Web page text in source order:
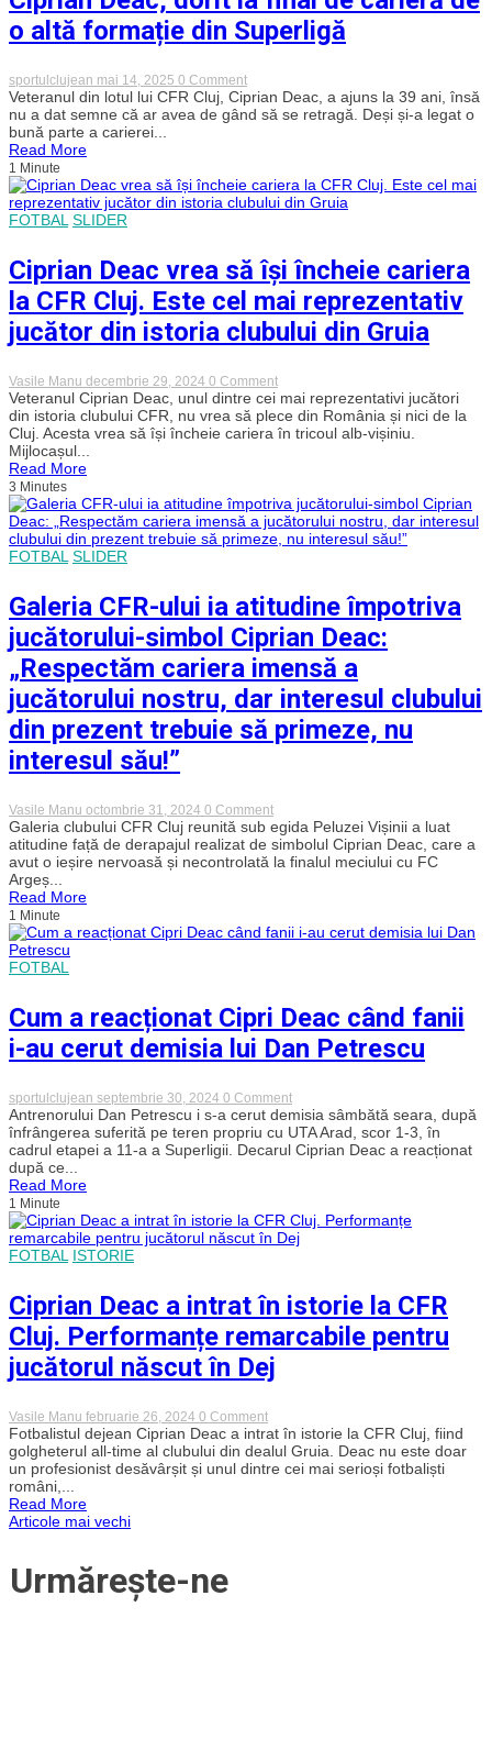
în
doilea
2-
2
o altă formație din Superligă
sportulclujean mai 14, 2025 0 Commenton
Ciprian
Deac,
dorit
carieră
de
din
Superligă
Veteranul din lotul lui CFR Cluj, Ciprian Deac, a ajuns la 39 ani, însă
nu a dat semne că ar avea de gând să se retragă. Deși și-a legat o
bună parte a carierei...
Read More
1 Minute
FOTBAL SLIDER
Ciprian Deac vrea să își încheie cariera
la CFR Cluj. Este cel mai reprezentativ
jucător din istoria clubului din Gruia
Vasile Manu decembrie 29, 2024 0 Commenton
Ciprian
Deac
vrea
să
la
CFR
Cluj.
Este
reprezentativ
jucător
din
istoria
din
Gruia
Veteranul Ciprian Deac, unul dintre cei mai reprezentativi jucători
din istoria clubului CFR, nu vrea să plece din România și nici de la
Cluj. Acesta vrea să își încheie cariera în tricoul alb-vișiniu.
Mijlocașul...
Read More
3 Minutes
FOTBAL SLIDER
Galeria CFR-ului ia atitudine împotriva
jucătorului-simbol Ciprian Deac:
„Respectăm cariera imensă a
jucătorului nostru, dar interesul clubului
din prezent trebuie să primeze, nu
interesul său!”
Vasile Manu octombrie 31, 2024 0 Commenton
Galeria
CFR-
ului
ia
simbol
imensă
jucătorului
nostru,
clubului
din
prezent
trebuie
său!”
Galeria clubului CFR Cluj reunită sub egida Peluzei Vișinii a luat
atitudine față de derapajul realizat de simbolul Ciprian Deac, care a
avut o ieșire nervoasă și necontrolată la finalul meciului cu FC
Argeș...
Read More
1 Minute
FOTBAL
Cum a reacționat Cipri Deac când fanii
i-au cerut demisia lui Dan Petrescu
sportulclujean septembrie 30, 2024 0 Commenton
Cum
a
reacționat
Cipri
i-
au
cerut
Dan
Petrescu
Antrenorului Dan Petrescu i s-a cerut demisia sâmbătă seara, după
înfrângerea suferită pe teren propriu cu UTA Arad, scor 1-3, în
cadrul etapei a 11-a a Superligii. Decarul Ciprian Deac a reacționat
după ce...
Read More
1 Minute
FOTBAL ISTORIE
Ciprian Deac a intrat în istorie la CFR
Cluj. Performanțe remarcabile pentru
jucătorul născut în Dej
Vasile Manu februarie 26, 2024 0 Commenton
Ciprian
Deac
a
intrat
Fotbalistul dejean Ciprian Deac a intrat în istorie la CFR Cluj, fiind
golgheterul all-time al clubului din dealul Gruia. Deac nu este doar
un profesionist desăvârșit și unul dintre cei mai serioși fotbaliști
români,...
Read More
Navigare
în
Articole mai vechi
Urmărește-ne